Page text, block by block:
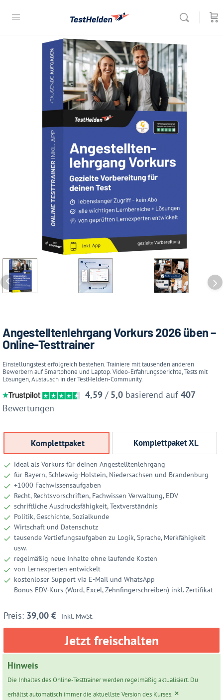
Angestelltenlehrgang Vorkurs 2026 üben –
Online-Testtrainer
Einstellungstest erfolgreich bestehen. Trainiere mit tausenden anderen
Bewerbern auf Smartphone und Laptop. Video-Erfahrungsberichte, Tests mit
Lösungen, Austausch in der TestHelden-Community.
4,59 / 5,0 basierend auf 407
Bewertungen
Komplettpaket Komplettpaket XL
ideal als Vorkurs für deinen Angestelltenlehrgang
für Bayern, Schleswig-Holstein, Niedersachsen und Brandenburg
+1000 Fachwissensaufgaben
Recht, Rechtsvorschriften, Fachwissen Verwaltung, EDV
schriftliche Ausdrucksfähigkeit, Textverständnis
Politik, Geschichte, Sozialkunde
Wirtschaft und Datenschutz
tausende Vertiefungsaufgaben zu Logik, Sprache, Merkfähigkeit
usw.
regelmäßig neue Inhalte ohne laufende Kosten
von Lernexperten entwickelt
kostenloser Support via E-Mail und WhatsApp
Bonus EDV-Kurs (Word, Excel, Zehnfingerschreiben) inkl. Zertifikat
39,00 € Inkl. MwSt.
Jetzt freischalten
Hinweis
Die Inhaltes des Online-Testtrainer werden regelmäßig aktualisiert. Du
erhältst automatisch immer die aktuellste Version des Kurses. ×